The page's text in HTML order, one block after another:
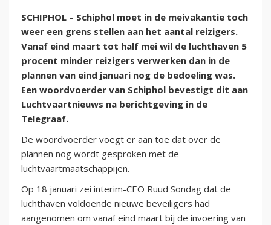
SCHIPHOL – Schiphol moet in de meivakantie toch
weer een grens stellen aan het aantal reizigers.
Vanaf eind maart tot half mei wil de luchthaven 5
procent minder reizigers verwerken dan in de
plannen van eind januari nog de bedoeling was.
Een woordvoerder van Schiphol bevestigt dit aan
Luchtvaartnieuws na berichtgeving in de
Telegraaf.
De woordvoerder voegt er aan toe dat over de
plannen nog wordt gesproken met de
luchtvaartmaatschappijen.
Op 18 januari zei interim-CEO Ruud Sondag dat de
luchthaven voldoende nieuwe beveiligers had
aangenomen om vanaf eind maart bij de invoering van